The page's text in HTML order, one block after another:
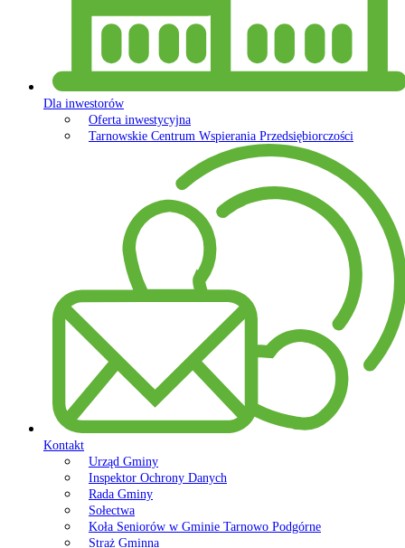
Dla inwestorów
Oferta inwestycyjna
Tarnowskie Centrum Wspierania Przedsiębiorczości
Kontakt
Urząd Gminy
Inspektor Ochrony Danych
Rada Gminy
Sołectwa
Koła Seniorów w Gminie Tarnowo Podgórne
Straż Gminna